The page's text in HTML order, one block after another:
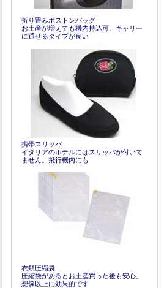
折り畳みボストンバッグ
お土産が増えても機内持込可。キャリー
に通せるタイプが良い
携帯スリッパ
イタリアのホテルにはスリッパが付いて
ません。飛行機内にも
衣類圧縮袋
圧縮袋があるとお土産買った後も安心。
想像以上に効果的です